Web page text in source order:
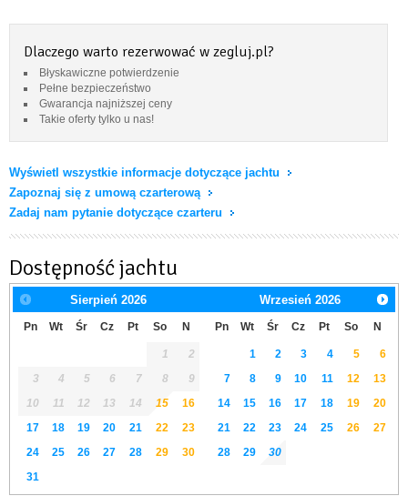
Dlaczego warto rezerwować w zegluj.pl?
Błyskawiczne potwierdzenie
Pełne bezpieczeństwo
Gwarancja najniższej ceny
Takie oferty tylko u nas!
Wyświetl wszystkie informacje dotyczące jachtu
Zapoznaj się z umową czarterową
Zadaj nam pytanie dotyczące czarteru
Dostępność jachtu
Sierpień 2026
Pn Wt Śr Cz Pt So N
1
2
3
4 5 6 7 8
9
10
11 12 13 14 15
16
17
18 19 20 21 22
23
24
25 26 27 28 29
30
31
Wrzesień 2026
Pn Wt Śr Cz Pt So N
1 2 3 4 5
6
7
8 9 10 11 12
13
14
15 16 17 18 19
20
21
22 23 24 25 26
27
28
29 30